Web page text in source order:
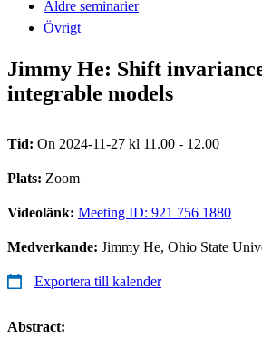
Äldre seminarier
Övrigt
Jimmy He: Shift
integrable models
Tid: On 2024-11-27 kl 11.00 - 12.00
Plats: Zoom
Videolänk: Meeting ID: 921 756 1880
Medverkande: Jimmy He, Ohio State
Exportera till kalender
Abstract: